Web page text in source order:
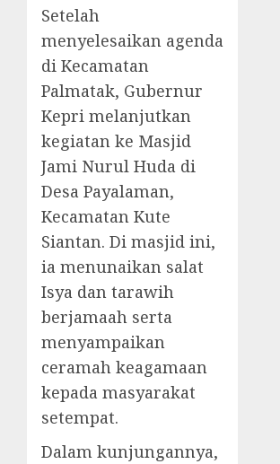
Setelah
menyelesaikan agenda
di Kecamatan
Palmatak, Gubernur
Kepri melanjutkan
kegiatan ke Masjid
Jami Nurul Huda di
Desa Payalaman,
Kecamatan Kute
Siantan. Di masjid ini,
ia menunaikan salat
Isya dan tarawih
berjamaah serta
menyampaikan
ceramah keagamaan
kepada masyarakat
setempat.
Dalam kunjungannya,